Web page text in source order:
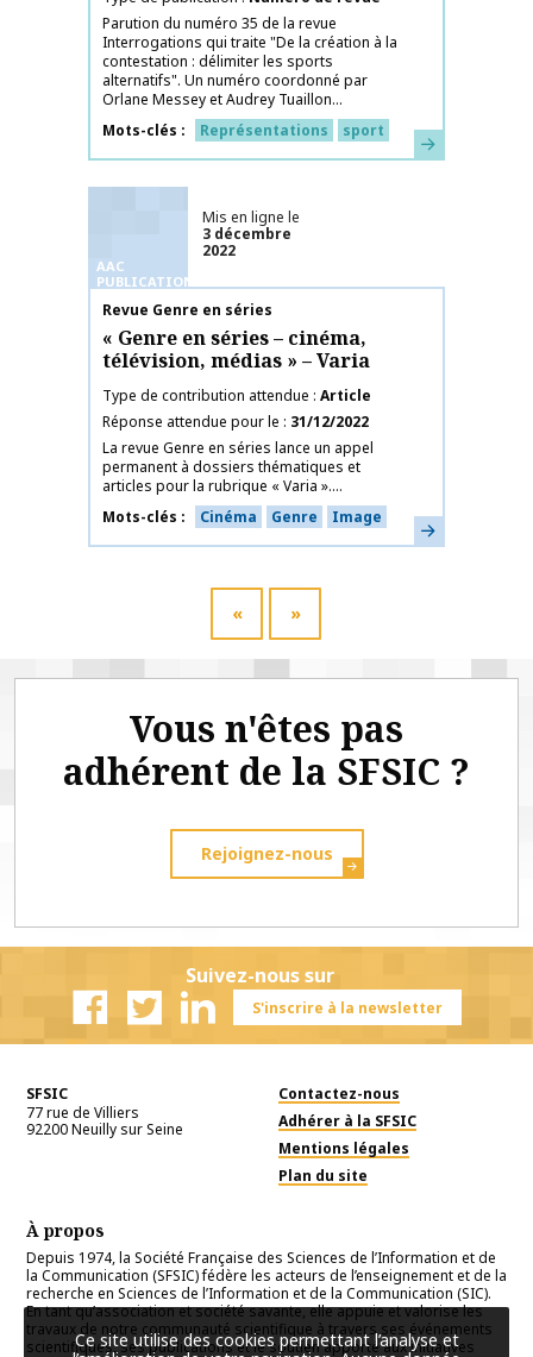
Parution du numéro 35 de la revue
Interrogations qui traite "De la création à la
contestation : délimiter les sports
alternatifs". Un numéro coordonné par
Orlane Messey et Audrey Tuaillon...
Mots-clés
Représentations sport En savoir plus
AAC
PUBLICATIONS
Mis en ligne le
3 décembre
2022
Nom de la publication
Revue Genre en séries
« Genre en séries – cinéma,
télévision, médias » – Varia
Type de contribution attendue Article
Réponse attendue pour le
31/12/2022
La revue Genre en séries lance un appel
permanent à dossiers thématiques et
articles pour la rubrique « Varia »....
Mots-clés
Cinéma Genre Image En savoir plus
« »
Vous n'êtes pas
adhérent de la SFSIC ?
Rejoignez-nous
Suivez-nous sur
S'inscrire à la newsletter
SFSIC
77 rue de Villiers
92200Neuilly sur Seine
Contactez-nous
Adhérer à la SFSIC
Mentions légales
Plan du site
À propos
Depuis 1974, la Société Française des Sciences de l’Information et de
la Communication (SFSIC) fédère les acteurs de l’enseignement et de la
recherche en Sciences de l’Information et de la Communication (SIC).
En tant qu’association et société savante, elle appuie et valorise les
travaux de notre communauté scientifique à travers ses événements
scientifiques, ses publications et le soutien apporté aux initiatives
Ce site utilise des cookies permettant l’analyse et